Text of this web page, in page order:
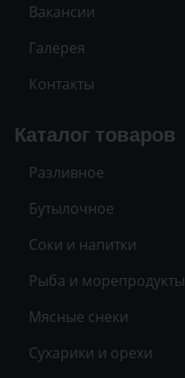
Вакансии
Галерея
Контакты
Каталог товаров
Разливное
Бутылочное
Соки и напитки
Рыба и морепродукты
Мясные снеки
Сухарики и орехи